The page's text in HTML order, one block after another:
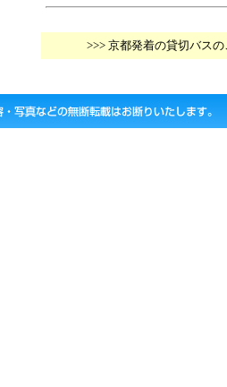
>>> 京都発着の貸切バス